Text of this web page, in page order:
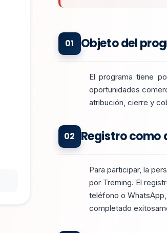
01 Objeto del
El programa tiene
oportunidades
atribución, cierre y
02 Registro como
Para participar, la
por Treming. El
teléfono o
completado